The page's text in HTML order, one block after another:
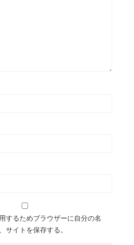
するためブラウザーに自分の名
サイトを保存する。